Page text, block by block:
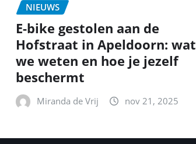
NIEUWS
E-bike gestolen aan de
Hofstraat in Apeldoorn: wat
we weten en hoe je jezelf
beschermt
Miranda de Vrij nov 21, 2025